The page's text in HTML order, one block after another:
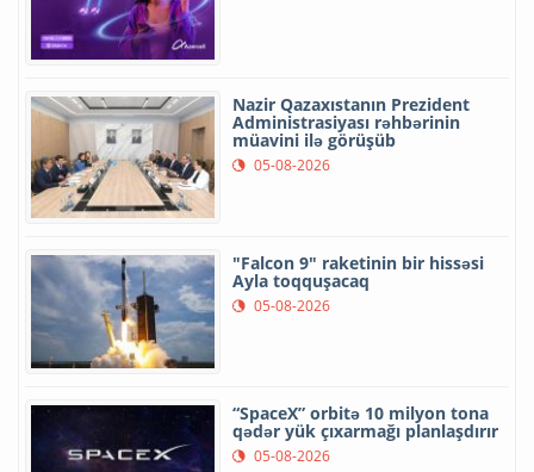
Nazir Qazaxıstanın Prezident
Administrasiyası rəhbərinin
müavini ilə görüşüb
05-08-2026
"Falcon 9" raketinin bir hissəsi
Ayla toqquşacaq
05-08-2026
“SpaceX” orbitə 10 milyon tona
qədər yük çıxarmağı planlaşdırır
05-08-2026